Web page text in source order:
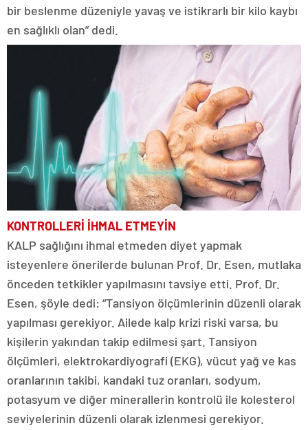
bir beslenme düzeniyle yavaş ve istikrarlı bir kilo kaybı
en sağlıklı olan” dedi.
KONTROLLERİ İHMAL ETMEYİN
KALP sağlığını ihmal etmeden diyet yapmak
isteyenlere önerilerde bulunan Prof. Dr. Esen, mutlaka
önceden tetkikler yapılmasını tavsiye etti. Prof. Dr.
Esen, şöyle dedi: “Tansiyon ölçümlerinin düzenli olarak
yapılması gerekiyor. Ailede kalp krizi riski varsa, bu
kişilerin yakından takip edilmesi şart. Tansiyon
ölçümleri, elektrokardiyografi (EKG), vücut yağ ve kas
oranlarının takibi, kandaki tuz oranları, sodyum,
potasyum ve diğer minerallerin kontrolü ile kolesterol
seviyelerinin düzenli olarak izlenmesi gerekiyor.